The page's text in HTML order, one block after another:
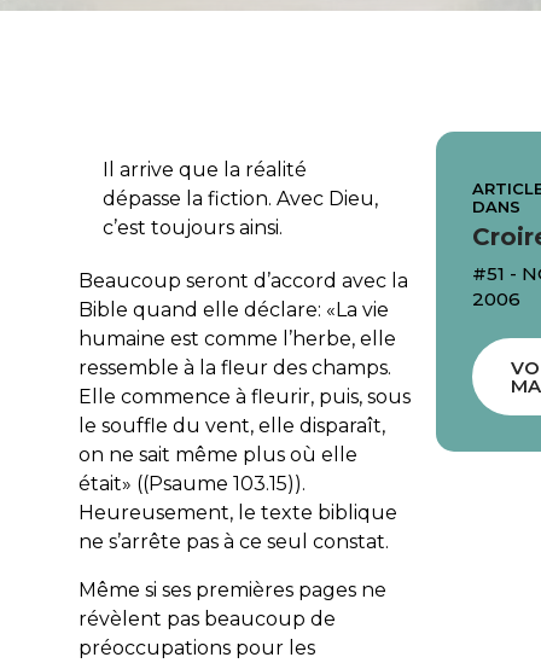
Il arrive que la réalité
dépasse la fiction. Avec Dieu,
c’est toujours ainsi.
Beaucoup seront d’accord avec la
Bible quand elle déclare: «La vie
humaine est comme l’herbe, elle
ressemble à la fleur des champs.
Elle commence à fleurir, puis, sous
le souffle du vent, elle disparaît,
on ne sait même plus où elle
était» ((Psaume 103.15)).
Heureusement, le texte biblique
ne s’arrête pas à ce seul constat.
Même si ses premières pages ne
révèlent pas beaucoup de
préoccupations pour les
DANS
#51 -
2006